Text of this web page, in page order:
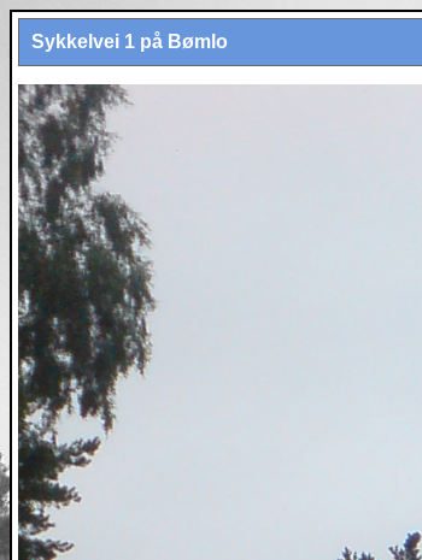
Sykkelvei 1 på Bømlo